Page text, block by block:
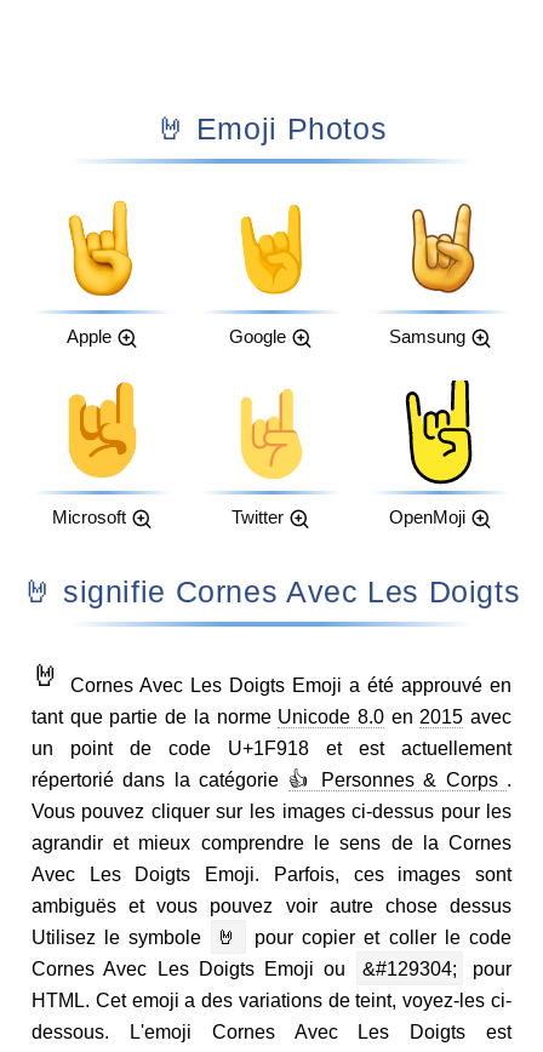
🤘 Emoji Photos
Apple Google Samsung
Microsoft Twitter OpenMoji
🤘 signifie Cornes Avec Les Doigts
🤘
Cornes Avec Les Doigts Emoji a été approuvé en
tant que partie de la norme Unicode 8.0en 2015 avec
un point de code U+1F918 et est actuellement
répertorié dans la catégorie 👍 Personnes & Corps .
Vous pouvez cliquer sur les images ci-dessus pour les
agrandir et mieux comprendre le sens de la Cornes
Avec Les Doigts Emoji. Parfois, ces images sont
ambiguës et vous pouvez voir autre chose dessus
Utilisez le symbole
🤘
pour copier et coller le code
Cornes Avec Les Doigts Emoji ou
&#129304;
pour
HTML. Cet emoji a des variations de teint, voyez-les ci-
dessous. L'emoji Cornes Avec Les Doigts est